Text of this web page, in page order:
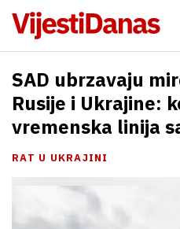
SAD ubrzavaju
Rusije i Ukrajine:
vremenska linija
RAT U UKRAJINI